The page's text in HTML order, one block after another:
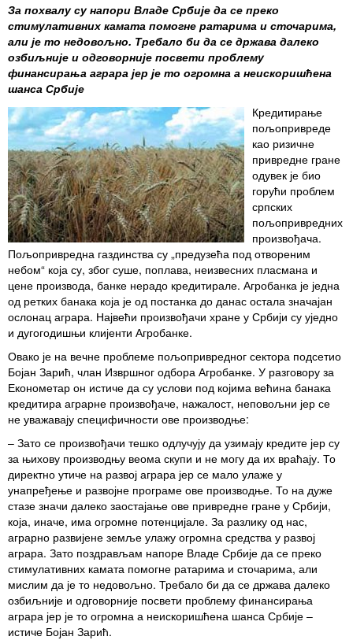
За похвалу су напори Владе Србије да се преко
стимулативних камата помогне ратарима и сточарима,
али је то недовољно. Требало би да се држава далеко
озбиљније и одговорније посвети проблему
финансирања аграра јер је то огромна а неискоришћена
шанса Србије
Кредитирање
пољопривреде
као ризичне
привредне гране
одувек је био
горући проблем
српских
пољопривредних
произвођача.
Пољопривредна газдинства су „предузећа под отвореним
небом“ која су, због суше, поплава, неизвесних пласмана и
цене производа, банке нерадо кредитирале. Агробанка је једна
од ретких банака која је од постанка до данас остала значајан
ослонац аграра. Највећи произвођачи хране у Србији су уједно
и дугогодишњи клијенти Агробанке.
Овако је на вечне проблеме пољопривредног сектора подсетио
Бојан Зарић, члан Извршног одбора Агробанке. У разговору за
Економетар он истиче да су услови под којима већина банака
кредитира аграрне произвођаче, нажалост, неповољни јер се
не уважавају специфичности ове производње:
– Зато се произвођачи тешко одлучују да узимају кредите јер су
за њихову производњу веома скупи и не могу да их враћају. То
директно утиче на развој аграра јер се мало улаже у
унапређење и развојне програме ове производње. То на дуже
стазе значи далеко заостајање ове привредне гране у Србији,
која, иначе, има огромне потенцијале. За разлику од нас,
аграрно развијене земље улажу огромна средства у развој
аграра. Зато поздрављам напоре Владе Србије да се преко
стимулативних камата помогне ратарима и сточарима, али
мислим да је то недовољно. Требало би да се држава далеко
озбиљније и одговорније посвети проблему финансирања
аграра јер је то огромна а неискоришћена шанса Србије –
истиче Бојан Зарић.